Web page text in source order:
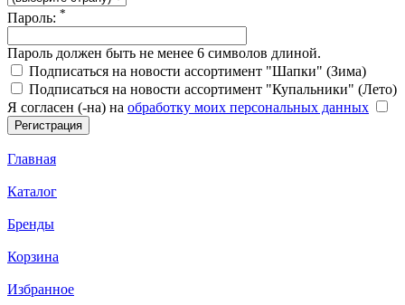
Пароль: *
Пароль должен быть не менее 6 символов длиной.
Подписаться на новости ассортимент "Шапки" (Зима)
Подписаться на новости ассортимент "Купальники" (Лето)
Я согласен (-на) на обработку моих персональных данных
Главная
Каталог
Бренды
Корзина
Избранное